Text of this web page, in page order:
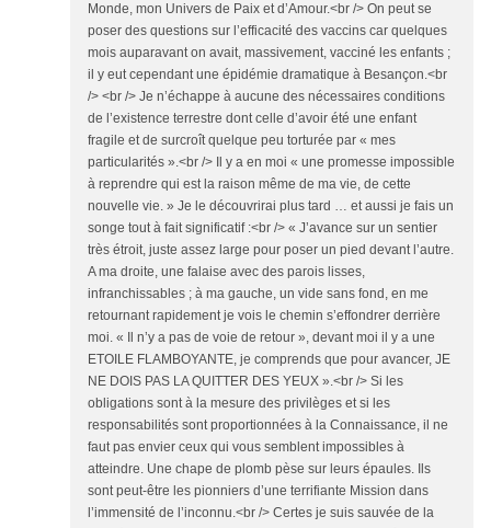
Monde, mon Univers de Paix et d’Amour.<br /> On peut se
poser des questions sur l’efficacité des vaccins car quelques
mois auparavant on avait, massivement, vacciné les enfants ;
il y eut cependant une épidémie dramatique à Besançon.<br
/> <br /> Je n’échappe à aucune des nécessaires conditions
de l’existence terrestre dont celle d’avoir été une enfant
fragile et de surcroît quelque peu torturée par « mes
particularités ».<br /> Il y a en moi « une promesse impossible
à reprendre qui est la raison même de ma vie, de cette
nouvelle vie. » Je le découvrirai plus tard … et aussi je fais un
songe tout à fait significatif :<br /> « J’avance sur un sentier
très étroit, juste assez large pour poser un pied devant l’autre.
A ma droite, une falaise avec des parois lisses,
infranchissables ; à ma gauche, un vide sans fond, en me
retournant rapidement je vois le chemin s’effondrer derrière
moi. « Il n’y a pas de voie de retour », devant moi il y a une
ETOILE FLAMBOYANTE, je comprends que pour avancer, JE
NE DOIS PAS LA QUITTER DES YEUX ».<br /> Si les
obligations sont à la mesure des privilèges et si les
responsabilités sont proportionnées à la Connaissance, il ne
faut pas envier ceux qui vous semblent impossibles à
atteindre. Une chape de plomb pèse sur leurs épaules. Ils
sont peut-être les pionniers d’une terrifiante Mission dans
l’immensité de l’inconnu.<br /> Certes je suis sauvée de la